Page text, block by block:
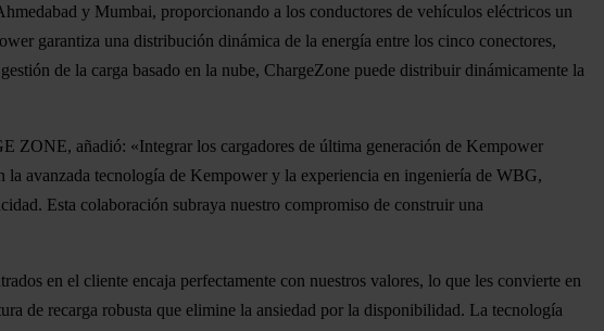
y Mumbai, proporcionando a los conductores de vehículos eléctricos un
garantiza una distribución dinámica de la energía entre los cinco conectores,
de la carga basado en la nube, ChargeZone puede distribuir dinámicamente la
ZONE, añadió: «Integrar los cargadores de última generación de Kempower
la avanzada tecnología de Kempower y la experiencia en ingeniería de WBG,
Esta colaboración subraya nuestro compromiso de construir una
en el cliente encaja perfectamente con nuestros valores, lo que les convierte en
de recarga robusta que elimine la ansiedad por la disponibilidad. La tecnología